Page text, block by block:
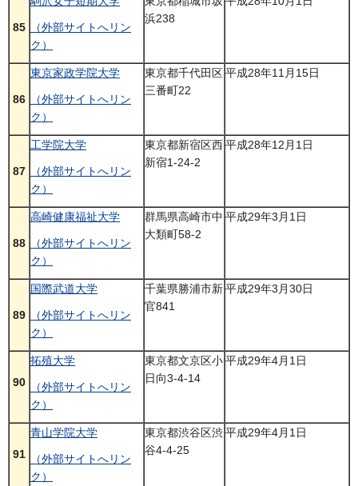
85
（外部サイトへリン
ク）
浜238
86
東京家政学院大学
（外部サイトへリン
ク）
東京都千代田区
三番町22
平成28年11月15日
87
工学院大学
（外部サイトへリン
ク）
東京都新宿区西
新宿1-24-2
平成28年12月1日
88
高崎健康福祉大学
（外部サイトへリン
ク）
群馬県高崎市中
大類町58-2
平成29年3月1日
89
国際武道大学
（外部サイトへリン
ク）
千葉県勝浦市新
官841
平成29年3月30日
90
拓殖大学
（外部サイトへリン
ク）
東京都文京区小
日向3-4-14
平成29年4月1日
91
青山学院大学
（外部サイトへリン
ク）
東京都渋谷区渋
谷4-4-25
平成29年4月1日